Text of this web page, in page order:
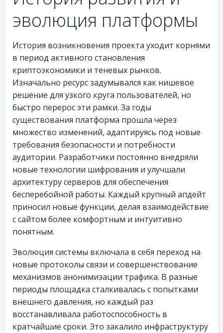
эволюция платформы
История возникновения проекта уходит корнями
в период активного становления
криптоэкономики и теневых рынков.
Изначально ресурс задумывался как нишевое
решение для узкого круга пользователей, но
быстро перерос эти рамки. За годы
существования платформа прошла через
множество изменений, адаптируясь под новые
требования безопасности и потребности
аудитории. Разработчики постоянно внедряли
новые технологии шифрования и улучшали
архитектуру серверов для обеспечения
бесперебойной работы. Каждый крупный апдейт
приносил новые функции, делая взаимодействие
с сайтом более комфортным и интуитивно
понятным.
Эволюция системы включала в себя переход на
новые протоколы связи и совершенствование
механизмов анонимизации трафика. В разные
периоды площадка сталкивалась с попытками
внешнего давления, но каждый раз
восстанавливала работоспособность в
кратчайшие сроки. Это закалило инфраструктуру